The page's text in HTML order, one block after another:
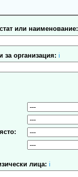
или наименование:
организация: ℹ
лица: ℹ